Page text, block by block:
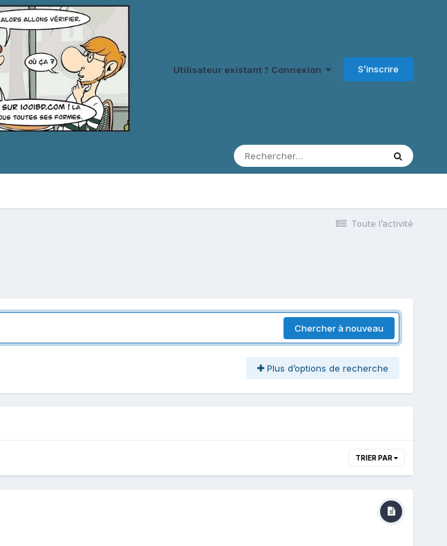
Utilisateur existant ? Connexion S’inscrire
Toute l’activité
Chercher à nouveau
Plus d’options de recherche
TRIER PAR